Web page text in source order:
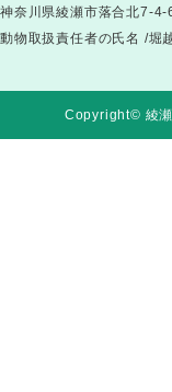
神奈川県綾瀬市落合北7-
動物取扱責任者の氏名 /堀
Copyright© 綾